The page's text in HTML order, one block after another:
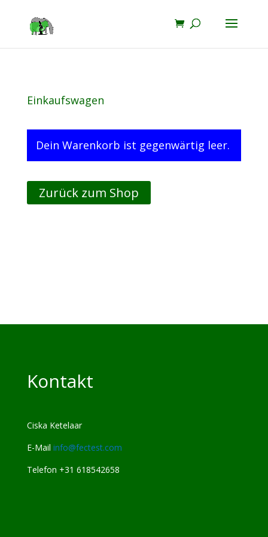
Einkaufswagen
Dein Warenkorb ist gegenwärtig leer.
Zurück zum Shop
Kontakt
Ciska Ketelaar
E-Mail info@fectest.com
Telefon +31 618542658